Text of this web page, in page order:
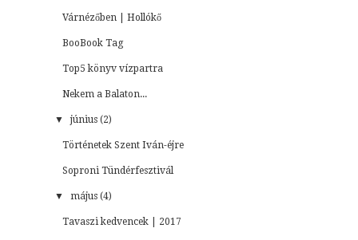
Várnézőben | Hollókő
BooBook Tag
Top5 könyv vízpartra
Nekem a Balaton...
▼ június (2)
Történetek Szent Iván-éjre
Soproni Tündérfesztivál
▼ május (4)
Tavaszi kedvencek | 2017